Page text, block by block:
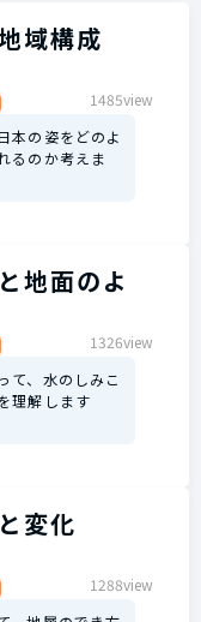
域構成
1485view
本の姿をどのよ
るのか考えま
地面のよ
1326view
て、水のしみこ
理解します
変化
1288view